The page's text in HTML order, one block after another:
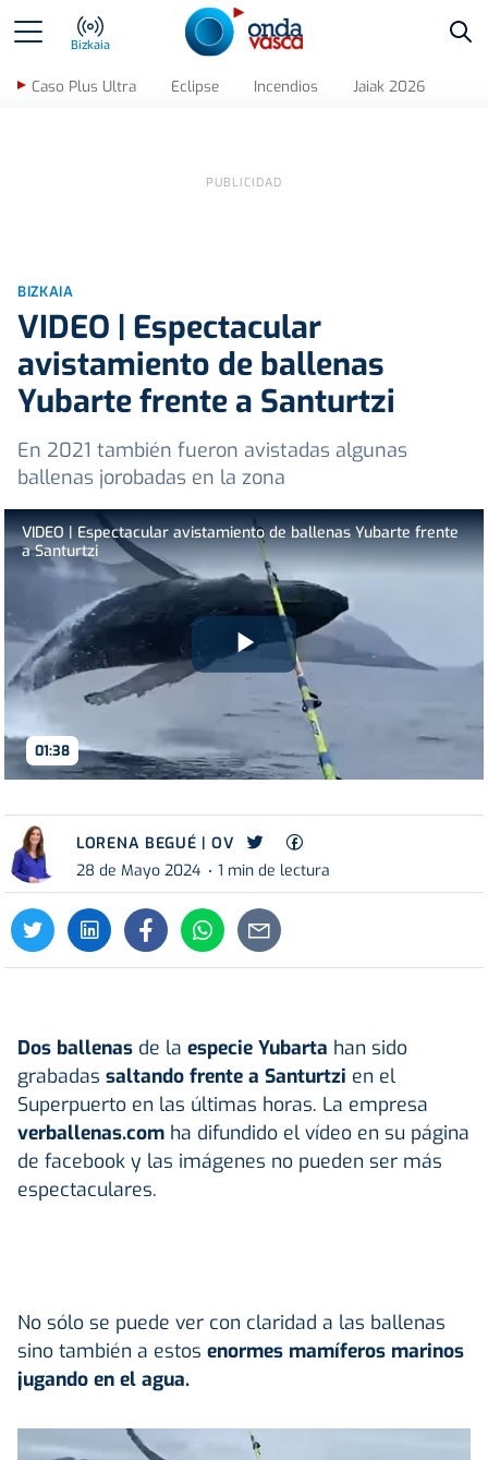
Bizkaia
Caso Plus Ultra Eclipse Incendios Jaiak 2026
BIZKAIA
VIDEO | Espectacular
avistamiento de ballenas
Yubarte frente a Santurtzi
En 2021 también fueron avistadas algunas
ballenas jorobadas en la zona
VIDEO | Espectacular avistamiento de ballenas Yubarte frente
a Santurtzi
Play
Video
01:38
LORENA BEGUÉ | OV
28 de Mayo 2024
1 min de lectura
Dos ballenas de la especie Yubarta han sido
grabadas saltando frente a Santurtzi en el
Superpuerto en las últimas horas. La empresa
verballenas.com ha difundido el vídeo en su página
de facebook y las imágenes no pueden ser más
espectaculares.
No sólo se puede ver con claridad a las ballenas
sino también a estos enormes mamíferos marinos
jugando en el agua.